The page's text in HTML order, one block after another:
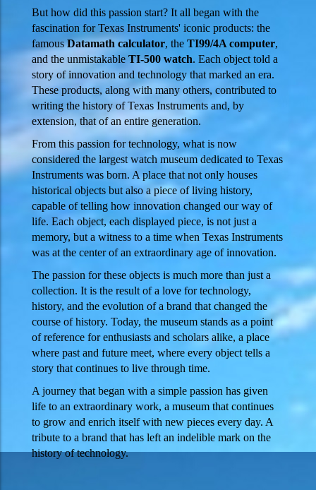
But how did this passion start? It all began with the
fascination for Texas Instruments' iconic products: the
famousDatamath calculator, the TI99/4A computer,
and the unmistakable TI-500 watch. Each object told a
story of innovation and technology that marked an era.
These products, along with many others, contributed to
writing the history of Texas Instruments and, by
extension, that of an entire generation.
From this passion for technology, what is now
considered the largest watch museum dedicated to Texas
Instruments was born. A place that not only houses
historical objects but also a piece of living history,
capable of telling how innovation changed our way of
life. Each object, each displayed piece, is not just a
memory, but a witness to a time when Texas Instruments
was at the center of an extraordinary age of innovation.
The passion for these objects is much more than just a
collection. It is the result of a love for technology,
history, and the evolution of a brand that changed the
course of history. Today, the museum stands as a point
of reference for enthusiasts and scholars alike, a place
where past and future meet, where every object tells a
story that continues to live through time.
A journey that began with a simple passion has given
life to an extraordinary work, a museum that continues
to grow and enrich itself with new pieces every day. A
tribute to a brand that has left an indelible mark on the
history of technology.